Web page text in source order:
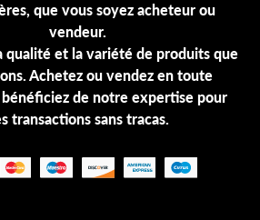
que vous soyez acheteur ou
vendeur.
qualité et la variété de produits que
Achetez ou vendez en toute
de notre expertise pour
transactions sans tracas.